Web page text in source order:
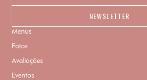
NEWSLETTER
Menus
Fotos
Avaliações
Eventos